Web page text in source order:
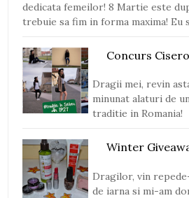
dedicata femeilor! 8 Martie este
trebuie sa fim in forma maxima! Eu
Concurs
Dragii mei, revin
minunat alaturi de
traditie in Romania!
Winter
Dragilor, vin
de iarna si mi-am